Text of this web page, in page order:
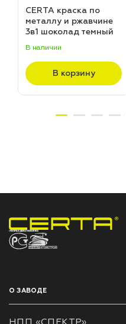
CERTA краска по
металлу и ржавчине
3в1 шоколад темный
(20,0кг)
В наличии
В корзину
НПП «СПЕКТР» ЗАВОД ЛАКОКРАСОЧНЫХ МАТЕРИАЛОВ
О ЗАВОДЕ